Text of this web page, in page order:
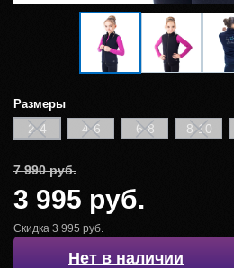
Размеры
2-4 4-6 6-8 8-10
7 990 руб.
3 995 руб.
Скидка 3 995 руб.
Нет в наличии